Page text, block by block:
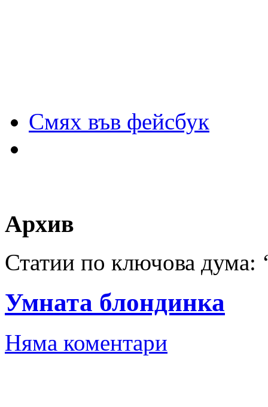
Смях във фейсбук
Архив
Статии по ключова дума:
Умната блондинка
Няма коментари